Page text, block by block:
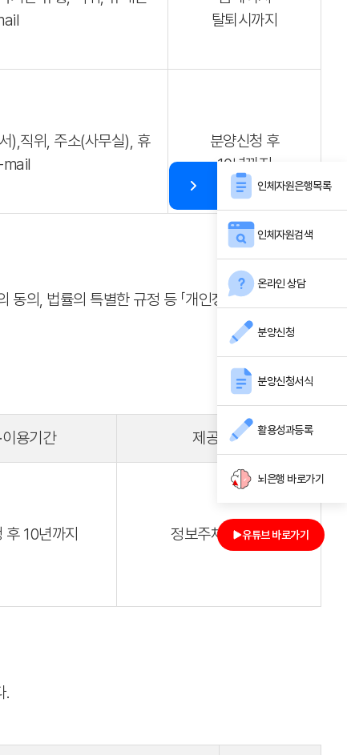
탈퇴시까지
),직위, 주소(사무실), 휴
mail
분양신청 후
10년까지
, 법률의 특별한 규정 등 「개인정보 보호법」 제17
이용기간 제공근거
후 10년까지 정보주체의 동의
.
인체자원은행목록
인체자원검색
온라인 상담
분양신청
분양신청서식
활용성과등록
뇌은행 바로가기
유튜브 바로가기